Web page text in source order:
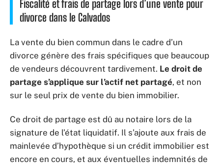
Fiscalité et frais de partage lors d’une vente pour
divorce dans le Calvados
La vente du bien commun dans le cadre d’un
divorce génère des frais spécifiques que beaucoup
de vendeurs découvrent tardivement. Le droit de
partage s’applique sur l’actif net partagé, et non
sur le seul prix de vente du bien immobilier.
Ce droit de partage est dû au notaire lors de la
signature de l’état liquidatif. Il s’ajoute aux frais de
mainlevée d’hypothèque si un crédit immobilier est
encore en cours, et aux éventuelles indemnités de